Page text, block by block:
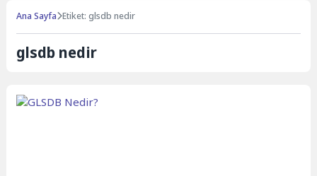
Ana Sayfa Etiket: glsdb nedir
glsdb nedir